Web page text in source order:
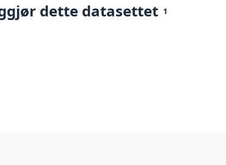
dette datasettet 1